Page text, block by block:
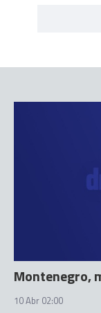
Montenegro,
10 Abr 02:00